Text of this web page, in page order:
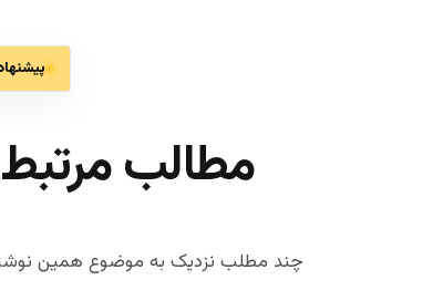
مطالب
چند مطلب نزدیک به موضوع همین